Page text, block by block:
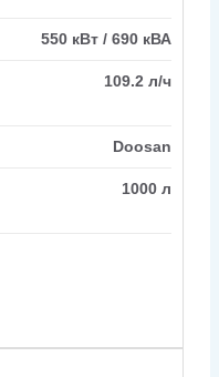
550 кВт / 690 кВА
109.2 л/ч
Doosan
1000 л